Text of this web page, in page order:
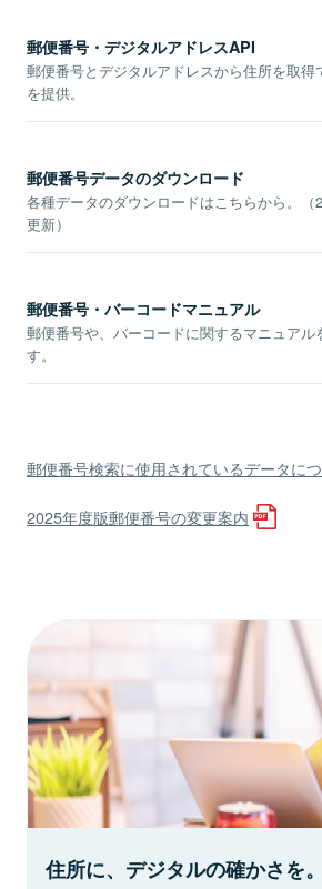
郵便番号・デジタルアドレスAPI
郵便番号とデジタルアドレスから住所を取得
を提供。
郵便番号データのダウンロード
各種データのダウンロードはこちらから。（
更新）
郵便番号・バーコードマニュアル
郵便番号や、バーコードに関するマニュアル
す。
郵便番号検索に使用されているデータに
2025年度版郵便番号の変更案内
住所に、デジタルの確かさを。